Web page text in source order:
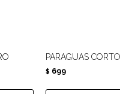
PARAGUAS
$ 699